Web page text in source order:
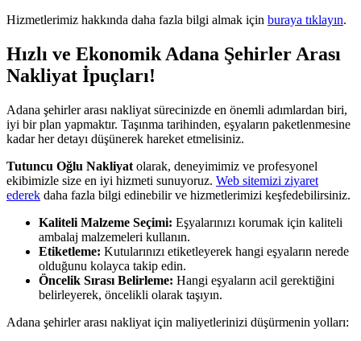
Hizmetlerimiz hakkında daha fazla bilgi almak için buraya tıklayın.
Hızlı ve Ekonomik Adana Şehirler Arası
Nakliyat İpuçları!
Adana şehirler arası nakliyat sürecinizde en önemli adımlardan biri,
iyi bir plan yapmaktır. Taşınma tarihinden, eşyaların paketlenmesine
kadar her detayı düşünerek hareket etmelisiniz.
Tutuncu Oğlu Nakliyat olarak, deneyimimiz ve profesyonel
ekibimizle size en iyi hizmeti sunuyoruz. Web sitemizi ziyaret
ederek daha fazla bilgi edinebilir ve hizmetlerimizi keşfedebilirsiniz.
Kaliteli Malzeme Seçimi: Eşyalarınızı korumak için kaliteli
ambalaj malzemeleri kullanın.
Etiketleme: Kutularınızı etiketleyerek hangi eşyaların nerede
olduğunu kolayca takip edin.
Öncelik Sırası Belirleme: Hangi eşyaların acil gerektiğini
belirleyerek, öncelikli olarak taşıyın.
Adana şehirler arası nakliyat için maliyetlerinizi düşürmenin yolları: